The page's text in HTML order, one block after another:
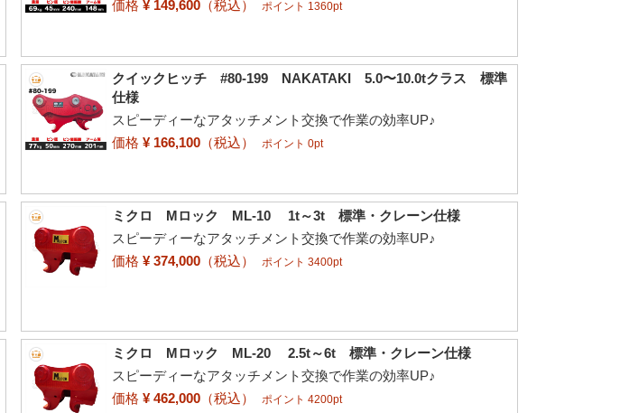
価格 ¥ 149,600 （税込） ポイント 1360pt
クイックヒッチ #80-199 NAKATAKI 5.0〜10.0tクラス 標準
仕様
スピーディーなアタッチメント交換で作業の効率UP♪
価格 ¥ 166,100 （税込） ポイント 0pt
ミクロ Mロック ML-10 1t～3t 標準・クレーン仕様
スピーディーなアタッチメント交換で作業の効率UP♪
価格 ¥ 374,000 （税込） ポイント 3400pt
ミクロ Mロック ML-20 2.5t～6t 標準・クレーン仕様
スピーディーなアタッチメント交換で作業の効率UP♪
価格 ¥ 462,000 （税込） ポイント 4200pt